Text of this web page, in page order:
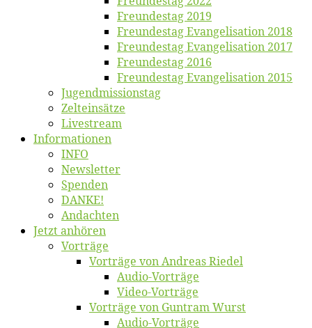
Freun­des­tag 2019
Freun­des­tag Evan­ge­li­sa­ti­on 2018
Freun­des­tag Evan­ge­li­sa­ti­on 2017
Freun­des­tag 2016
Freun­des­tag Evan­ge­li­sa­ti­on 2015
Jugend­mis­sions­tag
Zelt­ein­sät­ze
Live­stream
Informatio­nen
INFO
News­let­ter
Spen­den
DANKE!
An­dach­ten
Jetzt an­hö­ren
Vor­trä­ge
Vor­trä­ge von An­dre­as Riedel
Au­dio-Vor­trä­ge
Vi­deo-Vor­trä­ge
Vor­trä­ge von Gun­tram Wurst
Au­dio-Vor­trä­ge